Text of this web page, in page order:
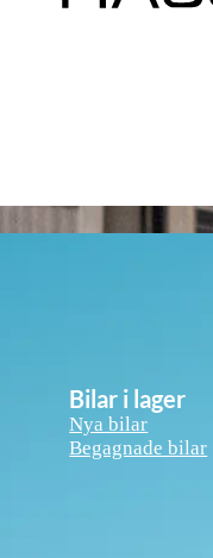
Bilar i lager
Nya bilar
Begagnade bilar